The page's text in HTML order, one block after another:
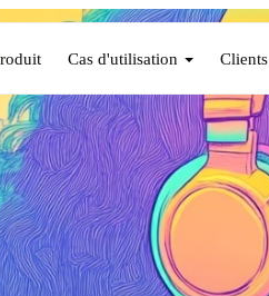
Cas d'utilisation Clients